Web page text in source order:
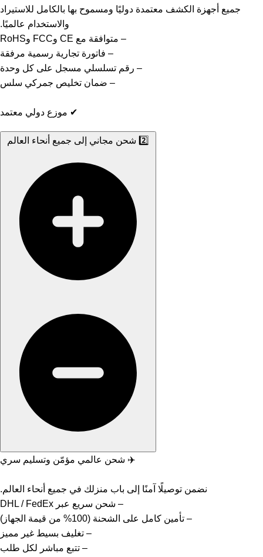
جميع أجهزة الكشف معتمدة دوليًا ومسموح بها بالكامل للاستيراد
والاستخدام عالميًا.
– متوافقة مع CE وFCC وRoHS
– فاتورة تجارية رسمية مرفقة
– رقم تسلسلي مسجل على كل وحدة
– ضمان تخليص جمركي سلس
✔ موزع دولي معتمد
2️⃣ شحن مجاني إلى جميع أنحاء العالم
✈️ شحن عالمي مؤمّن وتسليم سري
نضمن توصيلًا آمنًا إلى باب منزلك في جميع أنحاء العالم.
– شحن سريع عبر DHL / FedEx
– تأمين كامل على الشحنة (100% من قيمة الجهاز)
– تغليف بسيط غير مميز
– تتبع مباشر لكل طلب